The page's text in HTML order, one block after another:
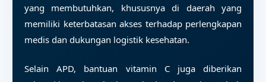
yang membutuhkan, khususnya di daerah yang
memiliki keterbatasan akses terhadap perlengkapan
medis dan dukungan logistik kesehatan.
Selain APD, bantuan vitamin C juga diberikan